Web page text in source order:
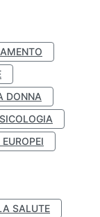
DONNA
SALUTE